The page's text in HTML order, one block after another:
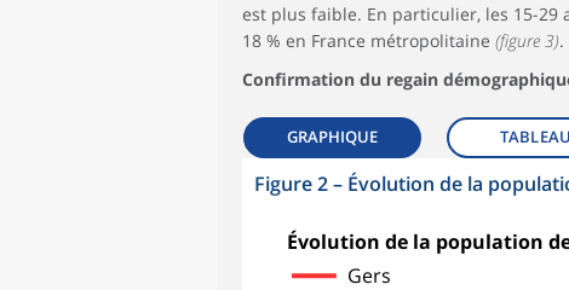
est plus faible. En particulier, les 15-
18 % en France métropolitaine (figure 3).
Confirmation du regain
GRAPHIQUE TABLEAU
Figure 2– Évolution de la
Évolution de la population de
Gers